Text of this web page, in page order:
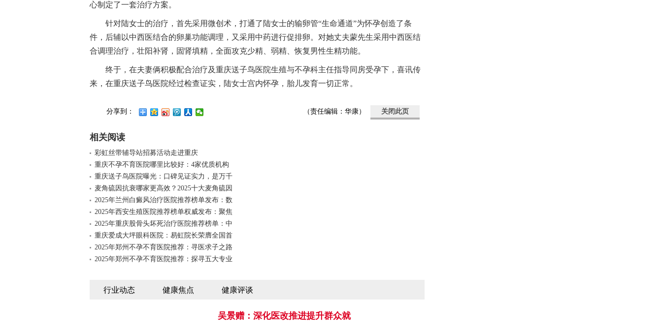
心制定了一套治疗方案。
针对陆女士的治疗，首先采用微创术，打通了陆女士的输卵管“生命通道”为怀孕创造了条
件，后辅以中西医结合的卵巢功能调理，又采用中药进行促排卵。对她丈夫蒙先生采用中西医结
合调理治疗，壮阳补肾，固肾填精，全面攻克少精、弱精、恢复男性生精功能。
终于，在夫妻俩积极配合治疗及重庆送子鸟医院生殖与不孕科主任指导同房受孕下，喜讯传
来，在重庆送子鸟医院经过检查证实，陆女士宫内怀孕，胎儿发育一切正常。
分享到： 关闭此页
（责任编辑：华康）
相关阅读
彩虹丝带辅导站招募活动走进重庆
重庆不孕不育医院哪里比较好：4家优质机构
重庆送子鸟医院曝光：口碑见证实力，是万千
麦角硫因抗衰哪家更高效？2025十大麦角硫因
2025年兰州白癜风治疗医院推荐榜单发布：数
2025年西安生殖医院推荐榜单权威发布：聚焦
2025年重庆股骨头坏死治疗医院推荐榜单：中
重庆爱成大坪眼科医院：易虹院长荣膺全国首
2025年郑州不孕不育医院推荐：寻医求子之路
2025年郑州不孕不育医院推荐：探寻五大专业
行业动态 健康焦点 健康评谈
吴景赠：深化医改推进提升群众就